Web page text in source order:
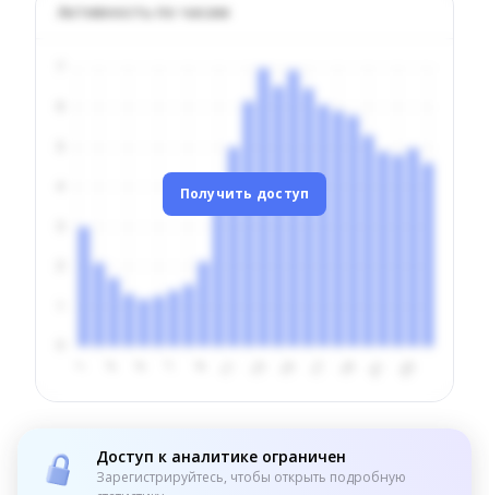
Активность по часам
Получить доступ
Доступ к аналитике ограничен
Зарегистрируйтесь, чтобы открыть подробную